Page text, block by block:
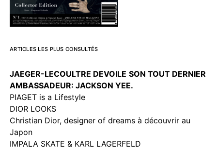
ARTICLES LES PLUS CONSULTÉS
JAEGER-LECOULTRE DEVOILE SON TOUT DERNIER
AMBASSADEUR: JACKSON YEE.
PIAGET is a Lifestyle
DIOR LOOKS
Christian Dior, designer of dreams à découvrir au
Japon
IMPALA SKATE & KARL LAGERFELD